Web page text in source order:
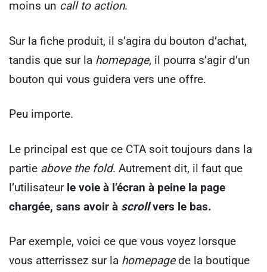
moins un call to action.
Sur la fiche produit, il s’agira du bouton d’achat,
tandis que sur la homepage, il pourra s’agir d’un
bouton qui vous guidera vers une offre.
Peu importe.
Le principal est que ce CTA soit toujours dans la
partie above the fold. Autrement dit, il faut que
l’utilisateur le voie à l’écran à peine la page
chargée, sans avoir à scrollvers le bas.
Par exemple, voici ce que vous voyez lorsque
vous atterrissez sur la homepage de la boutique